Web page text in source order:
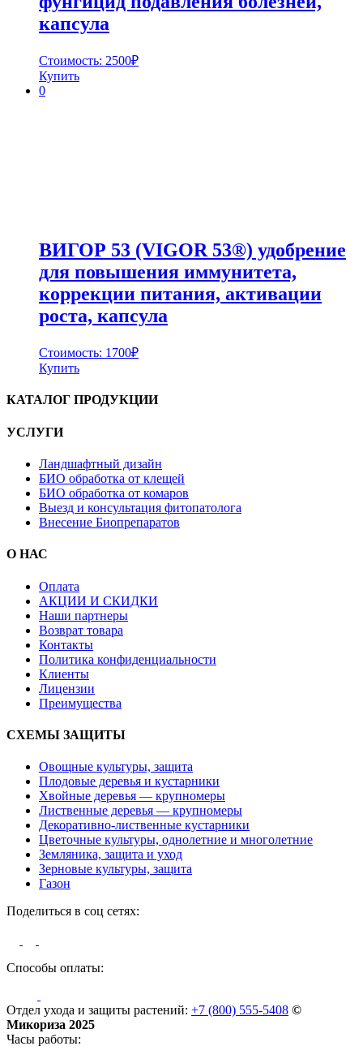
капсула
Стоимость: 2500₽
Купить
0
ВИГОР 53 (VIGOR 53®) удобрение
для повышения иммунитета,
коррекции питания, активации
роста, капсула
Стоимость: 1700₽
Купить
КАТАЛОГ ПРОДУКЦИИ
УСЛУГИ
Ландшафтный дизайн
БИО обработка от клещей
БИО обработка от комаров
Выезд и консультация фитопатолога
Внесение Биопрепаратов
О НАС
Оплата
АКЦИИ И СКИДКИ
Наши партнеры
Возврат товара
Контакты
Политика конфиденциальности
Клиенты
Лицензии
Преимущества
СХЕМЫ ЗАЩИТЫ
Овощные культуры, защита
Плодовые деревья и кустарники
Хвойные деревья — крупномеры
Лиственные деревья — крупномеры
Декоративно-лиственные кустарники
Цветочные культуры, однолетние и многолетние
Земляника, защита и уход
Зерновые культуры, защита
Газон
Поделиться в соц сетях:
Способы оплаты:
Отдел ухода и защиты растений: +7 (800) 555-5408 ©
Микориза 2025
Часы работы: